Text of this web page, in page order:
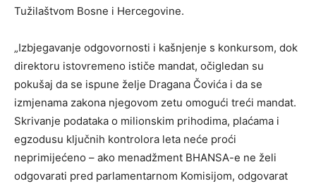
Tužilaštvom Bosne i Hercegovine.
„Izbjegavanje odgovornosti i kašnjenje s konkursom, dok
direktoru istovremeno ističe mandat, očigledan su
pokušaj da se ispune želje Dragana Čovića i da se
izmjenama zakona njegovom zetu omogući treći mandat.
Skrivanje podataka o milionskim prihodima, plaćama i
egzodusu ključnih kontrolora leta neće proći
neprimijećeno – ako menadžment BHANSA-e ne želi
odgovarati pred parlamentarnom Komisijom, odgovarat